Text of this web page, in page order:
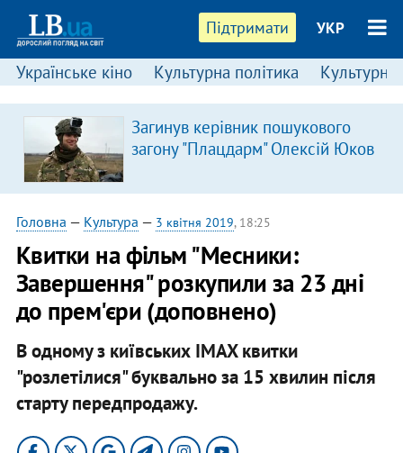
Підтримати УКР
Українське кіно Культурна політика Культурні
Загинув керівник пошукового
загону "Плацдарм" Олексій Юков
Головна — Культура — 3 квітня 2019, 18:25
Квитки на фільм "Месники:
Завершення" розкупили за 23 дні
до прем'єри (доповнено)
В одному з київських IMAX квитки
"розлетілися" буквально за 15 хвилин після
старту передпродажу.